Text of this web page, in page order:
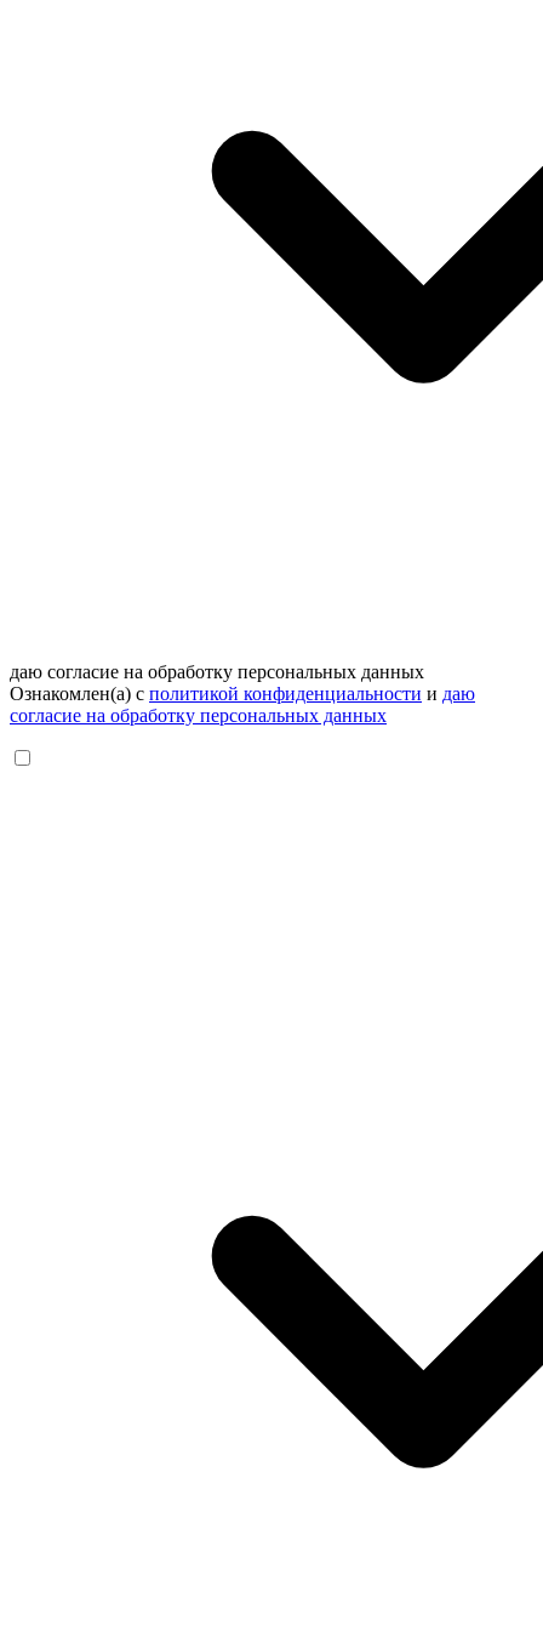
даю согласие на обработку персональных данных
Ознакомлен(а) с политикой конфиденциальности и даю
согласие на обработку персональных данных